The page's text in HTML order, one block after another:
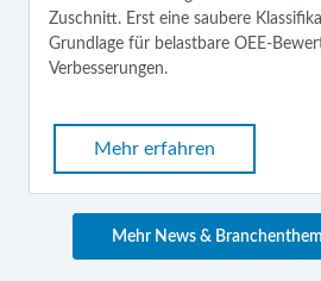
Zuschnitt. Erst eine saubere
Grundlage für belastbare OEE-
Verbesserungen.
Mehr erfahren
Mehr News &